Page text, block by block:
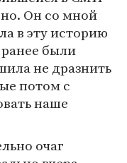
Он со мной
в эту историю
ранее были
не дразнить
потом с
наше
очаг